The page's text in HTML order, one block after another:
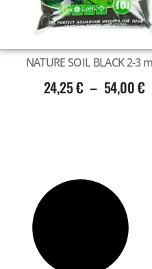
NATURE SOIL BLACK 2-3
24,25€ – 54,00€